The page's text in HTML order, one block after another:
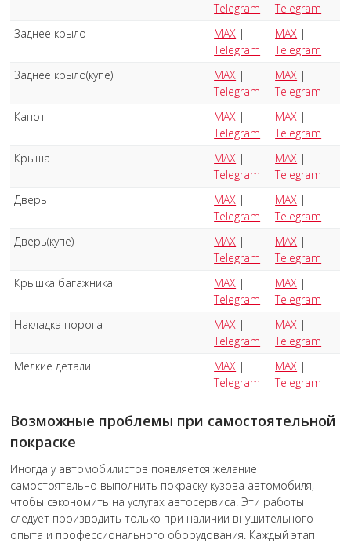
Telegram
Telegram
Заднее крыло
MAX |
Telegram
MAX |
Telegram
Заднее крыло(купе)
MAX |
Telegram
MAX |
Telegram
Капот
MAX |
Telegram
MAX |
Telegram
Крыша
MAX |
Telegram
MAX |
Telegram
Дверь
MAX |
Telegram
MAX |
Telegram
Дверь(купе)
MAX |
Telegram
MAX |
Telegram
Крышка багажника
MAX |
Telegram
MAX |
Telegram
Накладка порога
MAX |
Telegram
MAX |
Telegram
Мелкие детали
MAX |
Telegram
MAX |
Telegram
Возможные проблемы при самостоятельной
покраске
Иногда у автомобилистов появляется желание
самостоятельно выполнить покраску кузова автомобиля,
чтобы сэкономить на услугах автосервиса. Эти работы
следует производить только при наличии внушительного
опыта и профессионального оборудования. Каждый этап